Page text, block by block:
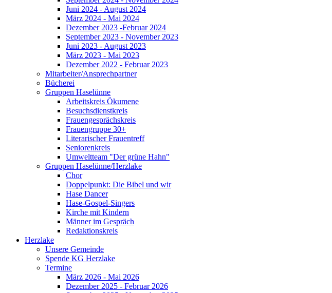
Juni 2024 - August 2024
März 2024 - Mai 2024
Dezember 2023 -Februar 2024
September 2023 - November 2023
Juni 2023 - August 2023
März 2023 - Mai 2023
Dezember 2022 - Februar 2023
Mitarbeiter/Ansprechpartner
Bücherei
Gruppen Haselünne
Arbeitskreis Ökumene
Besuchsdienstkreis
Frauengesprächskreis
Frauengruppe 30+
Literarischer Frauentreff
Seniorenkreis
Umweltteam "Der grüne Hahn"
Gruppen Haselünne/Herzlake
Chor
Doppelpunkt: Die Bibel und wir
Hase Dancer
Hase-Gospel-Singers
Kirche mit Kindern
Männer im Gespräch
Redaktionskreis
Herzlake
Unsere Gemeinde
Spende KG Herzlake
Termine
März 2026 - Mai 2026
Dezember 2025 - Februar 2026